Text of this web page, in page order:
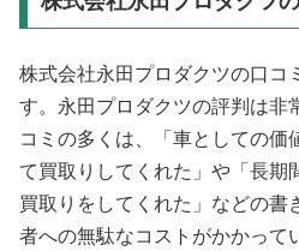
株式会社永田プロダクツの口コ
す。永田プロダクツの評判は非
コミの多くは、「車としての価
て買取りしてくれた」や「長期
買取りをしてくれた」などの書
者への無駄なコストがかかって